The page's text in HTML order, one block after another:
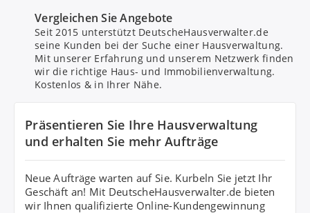
Nachricht senden
Mit Absenden stimmen Sie dem
Vergleichen Sie Angebote
Seit 2015 unterstützt DeutscheHausverwalter.de
seine Kunden bei der Suche einer Hausverwaltung.
Mit unserer Erfahrung und unserem Netzwerk finden
wir die richtige Haus- und Immobilienverwaltung.
Kostenlos & in Ihrer Nähe.
Präsentieren Sie Ihre Hausverwaltung
und erhalten Sie mehr Aufträge
Neue Aufträge warten auf Sie. Kurbeln Sie jetzt Ihr
Geschäft an! Mit DeutscheHausverwalter.de bieten
wir Ihnen qualifizierte Online-Kundengewinnung